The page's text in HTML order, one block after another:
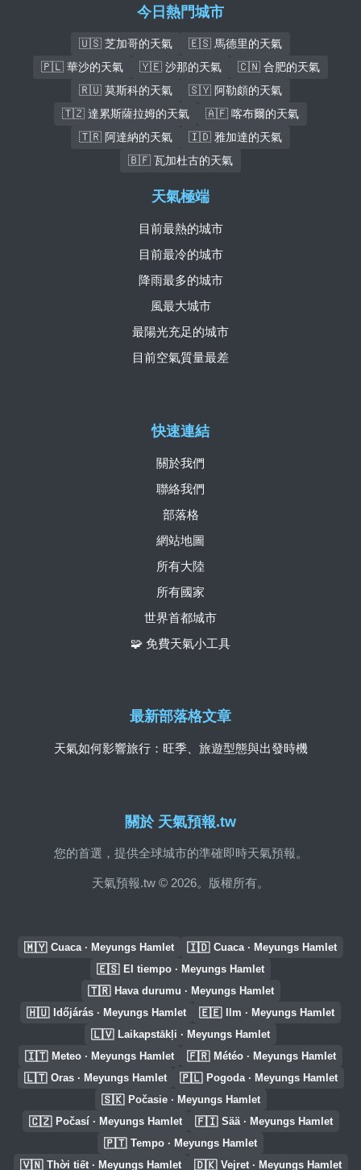
今日熱門城市
🇺🇸 芝加哥的天氣
🇪🇸 馬德里的天氣
🇵🇱 華沙的天氣
🇾🇪 沙那的天氣
🇨🇳 合肥的天氣
🇷🇺 莫斯科的天氣
🇸🇾 阿勒頗的天氣
🇹🇿 達累斯薩拉姆的天氣
🇦🇫 喀布爾的天氣
🇹🇷 阿達納的天氣
🇮🇩 雅加達的天氣
🇧🇫 瓦加杜古的天氣
關於 天氣預報.tw
您的首選，提供全球城市的準確即時天氣預報。
天氣預報.tw © 2026。版權所有。
快速連結
關於我們
聯絡我們
部落格
網站地圖
所有大陸
所有國家
世界首都城市
🧩 免費天氣小工具
天氣極端
目前最熱的城市
目前最冷的城市
降雨最多的城市
風最大城市
最陽光充足的城市
目前空氣質量最差
最新部落格文章
天氣如何影響旅行：旺季、旅遊型態與出發時機
🇲🇾 Cuaca · Meyungs Hamlet 🇮🇩 Cuaca · Meyungs Hamlet
🇪🇸 El tiempo · Meyungs Hamlet
🇹🇷 Hava durumu · Meyungs Hamlet
🇭🇺 Időjárás · Meyungs Hamlet 🇪🇪 Ilm · Meyungs Hamlet
🇱🇻 Laikapstākļi · Meyungs Hamlet
🇮🇹 Meteo · Meyungs Hamlet 🇫🇷 Météo · Meyungs Hamlet
🇱🇹 Oras · Meyungs Hamlet 🇵🇱 Pogoda · Meyungs Hamlet
🇸🇰 Počasie · Meyungs Hamlet
🇨🇿 Počasí · Meyungs Hamlet 🇫🇮 Sää · Meyungs Hamlet
🇵🇹 Tempo · Meyungs Hamlet
🇻🇳 Thời tiết · Meyungs Hamlet 🇩🇰 Vejret · Meyungs Hamlet